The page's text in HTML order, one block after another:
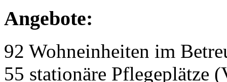
Angebote:
92 Wohneinheiten im
55 stationäre Pflegeplätze